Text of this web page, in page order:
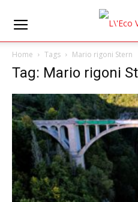
Home Tags Mario rigoni Stern
Tag: Mario rigoni